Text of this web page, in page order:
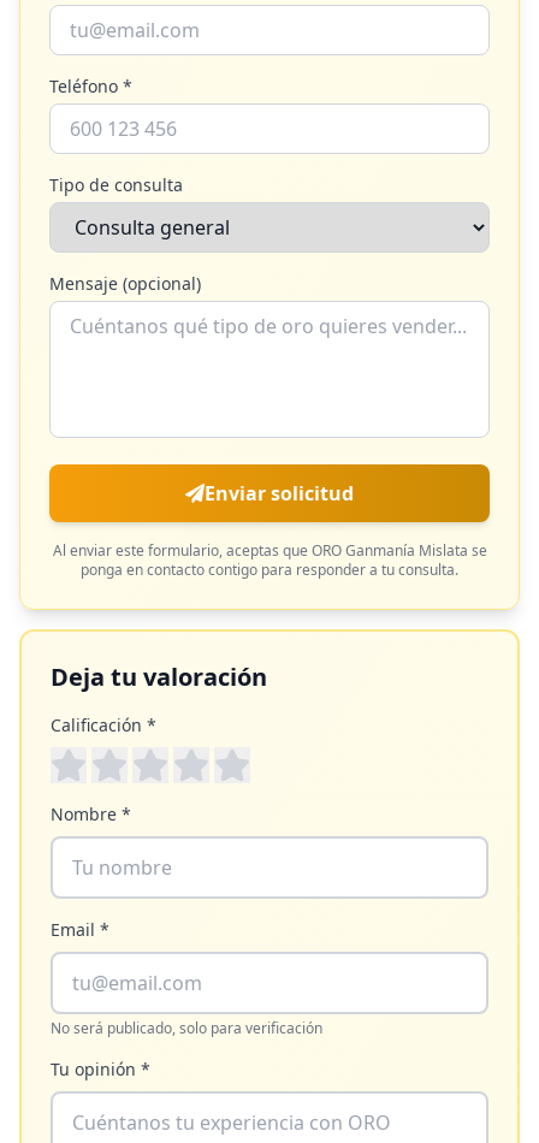
Teléfono *
Tipo de consulta
Mensaje (opcional)
Enviar solicitud
Al enviar este formulario, aceptas que ORO Ganmanía Mislata se
ponga en contacto contigo para responder a tu consulta.
Deja tu valoración
Calificación *
Nombre *
Email *
No será publicado, solo para verificación
Tu opinión *